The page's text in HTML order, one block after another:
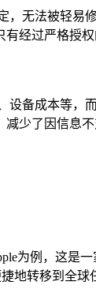
无法被轻
经过严格授
备成本等，
少了因信息
为例，这是
地转移到全